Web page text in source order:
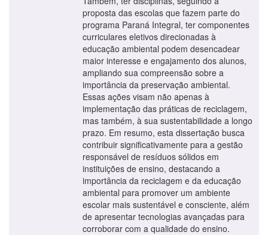
proposta das escolas que fazem parte do
programa Paraná Integral, ter componentes
curriculares eletivos direcionadas à
educação ambiental podem desencadear
maior interesse e engajamento dos alunos,
ampliando sua compreensão sobre a
importância da preservação ambiental.
Essas ações visam não apenas à
implementação das práticas de reciclagem,
mas também, à sua sustentabilidade a longo
prazo. Em resumo, esta dissertação busca
contribuir significativamente para a gestão
responsável de resíduos sólidos em
instituições de ensino, destacando a
importância da reciclagem e da educação
ambiental para promover um ambiente
escolar mais sustentável e consciente, além
de apresentar tecnologias avançadas para
corroborar com a qualidade do ensino.